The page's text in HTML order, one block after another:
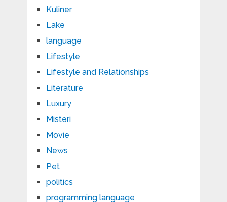
Kuliner
Lake
language
Lifestyle
Lifestyle and Relationships
Literature
Luxury
Misteri
Movie
News
Pet
politics
programming language